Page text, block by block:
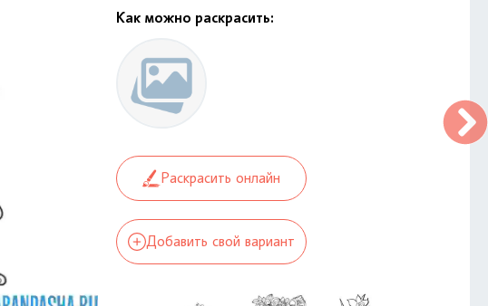
Как можно раскрасить:
Раскрасить онлайн
Добавить свой вариант